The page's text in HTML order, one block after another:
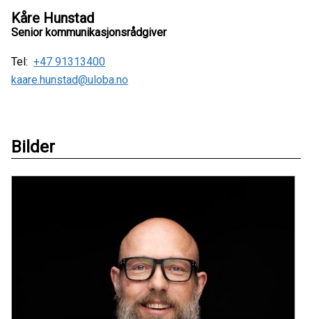
Kåre Hunstad
Senior kommunikasjonsrådgiver
Tel: +47 91313400
kaare.hunstad@uloba.no
Bilder